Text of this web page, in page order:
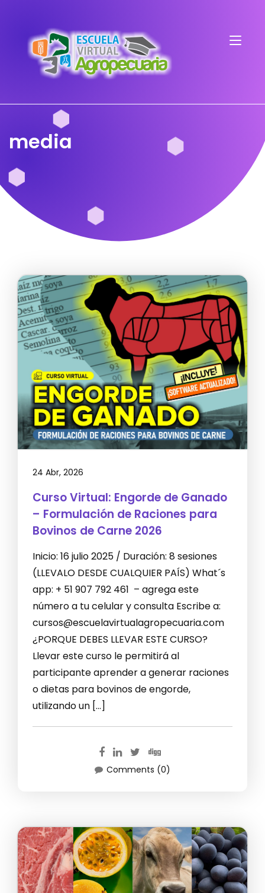
media
24 Abr, 2026
Curso Virtual: Engorde de Ganado
– Formulación de Raciones para
Bovinos de Carne 2026
Inicio: 16 julio 2025 / Duración: 8 sesiones
(LLEVALO DESDE CUALQUIER PAÍS) What´s
app: + 51 907 792 461 – agrega este
número a tu celular y consulta Escribe a:
cursos@escuelavirtualagropecuaria.com
¿PORQUE DEBES LLEVAR ESTE CURSO?
Llevar este curso le permitirá al
participante aprender a generar raciones
o dietas para bovinos de engorde,
utilizando un […]
Comments (0)